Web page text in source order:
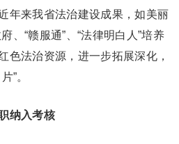
年来我省法治建设成果，如美丽
、“赣服通”、“法律明白人”培养
色法治资源，进一步拓展深化，
”。
纳入考核